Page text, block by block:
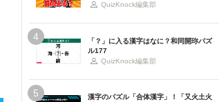
QuizKnock編集部
4
「？」に入る漢字はなに？和同開珎パズ
ル177
QuizKnock編集部
5
漢字のパズル「合体漢字」！「又火土火